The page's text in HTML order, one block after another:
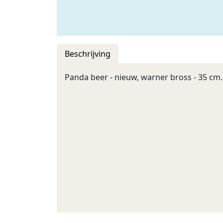
Beschrijving
Panda beer - nieuw, warner bross - 35